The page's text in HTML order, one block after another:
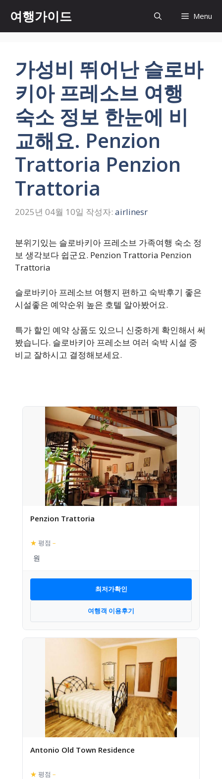
츠
여행가이드 Menu
가성비 뛰어난 슬로바
키아 프레소브 여행
숙소 정보 한눈에 비
교해요. Penzion
Trattoria Penzion
Trattoria
2025년 04월 10일 작성자: airlinesr
분위기있는 슬로바키아 프레소브 가족여행 숙소 정
보 생각보다 쉽군요. Penzion Trattoria Penzion
Trattoria
슬로바키아 프레소브 여행지 편하고 숙박후기 좋은
시설좋은 예약순위 높은 호텔 알아봤어요.
특가 할인 예약 상품도 있으니 신중하게 확인해서 써
봤습니다. 슬로바키아 프레소브 여러 숙박 시설 중
비교 잘하시고 결정해보세요.
Penzion Trattoria
★ 평점 –
최저가확인
여행객 이용후기
Antonio Old Town Residence
★ 평점 –